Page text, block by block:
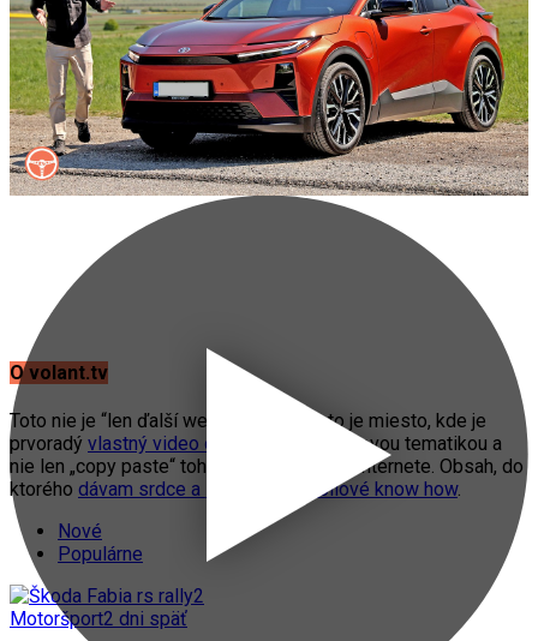
O volant.tv
Toto nie je “len ďalší web o autách”. Toto je miesto, kde je
prvoradý vlastný video obsah
s automobilovou tematikou a
nie len „copy paste“ toho, čo práve fičí na internete. Obsah, do
ktorého dávam srdce a svoje automobilové know how.
Nové
Populárne
Motoršport2 dni späť